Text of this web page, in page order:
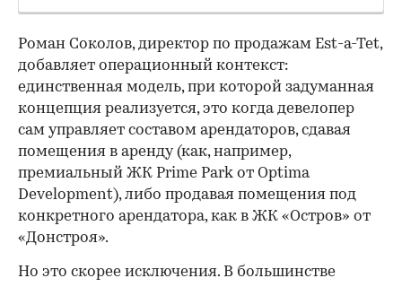
Роман Соколов, директор по продажам Est-a-Tet,
добавляет операционный контекст:
единственная модель, при которой задуманная
концепция реализуется, это когда девелопер
сам управляет составом арендаторов, сдавая
помещения в аренду (как, например,
премиальный ЖК Prime Park от Optima
Development), либо продавая помещения под
конкретного арендатора, как в ЖК «Остров» от
«Донстроя».
Но это скорее исключения. В большинстве